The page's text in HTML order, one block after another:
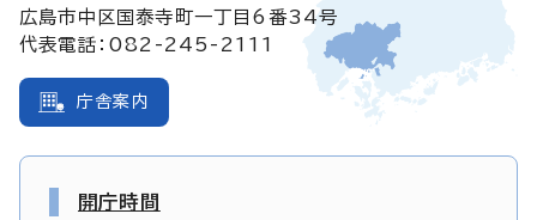
広島市中区国泰寺町一丁目6番34号
代表電話：082-245-2111
庁舎案内
開庁時間